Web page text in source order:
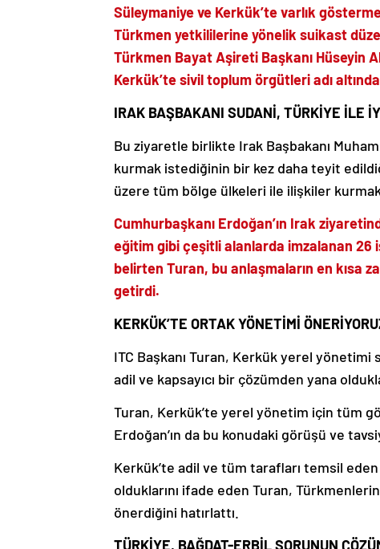
Süleymaniye ve Kerkük’te varlık
Türkmen yetkililerine yönelik suikast
Türkmen Bayat Aşireti Başkanı Hüseyin
Kerkük’te sivil toplum örgütleri adı
IRAK BAŞBAKANI SUDANİ, TÜRKİYE İLE
Bu ziyaretle birlikte Irak Başbakanı
kurmak istediğinin bir kez daha teyit
üzere tüm bölge ülkeleri ile ilişkiler
Cumhurbaşkanı Erdoğan’ın Irak
eğitim gibi çeşitli alanlarda imzalanan 26
belirten Turan, bu anlaşmaların en kısa
getirdi.
KERKÜK’TE ORTAK YÖNETİMİ
ITC Başkanı Turan, Kerkük yerel
adil ve kapsayıcı bir çözümden yana
Turan, Kerkük’te yerel yönetim için tüm
Erdoğan’ın da bu konudaki görüşü ve
Kerkük’te adil ve tüm tarafları temsil
olduklarını ifade eden Turan,
önerdiğini hatırlattı.
TÜRKİYE, BAĞDAT-ERBİL SORUNUN